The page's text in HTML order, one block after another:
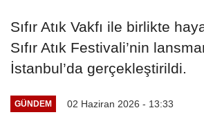
Sıfır Atık Vakfı ile birlikte
Sıfır Atık Festivali’nin
İstanbul’da gerçekleştirildi.
GÜNDEM 02 Haziran 2026 - 13:33